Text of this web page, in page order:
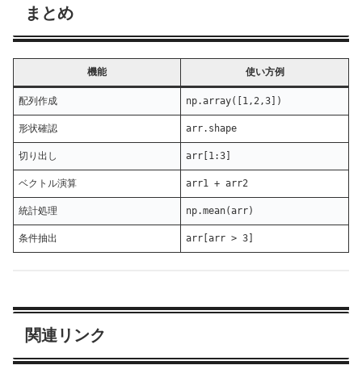
まとめ
機能 使い方例
配列作成 np.array([1,2,3])
形状確認 arr.shape
切り出し arr[1:3]
ベクトル演算 arr1 + arr2
統計処理 np.mean(arr)
条件抽出 arr[arr > 3]
関連リンク